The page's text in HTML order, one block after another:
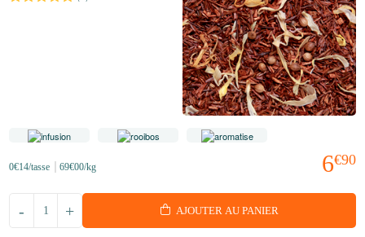
6€90
0€14/tasse 69€00/kg
+
- AJOUTER AU PANIER